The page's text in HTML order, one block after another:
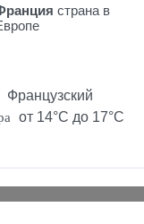
страна в
Французский
от 14°C до 17°C